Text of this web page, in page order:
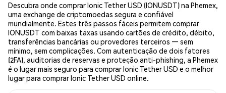
Descubra onde comprar Ionic Tether USD (IONUSDT) na Phemex,
uma exchange de criptomoedas segura e confiável
mundialmente. Estes três passos fáceis permitem comprar
IONUSDT com baixas taxas usando cartões de crédito, débito,
transferências bancárias ou provedores terceiros — sem
mínimo, sem complicações. Com autenticação de dois fatores
(2FA), auditorias de reservas e proteção anti-phishing, a Phemex
é o lugar mais seguro para comprar Ionic Tether USD e o melhor
lugar para comprar Ionic Tether USD online.